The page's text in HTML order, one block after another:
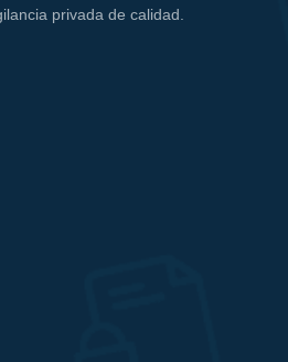
privada de calidad.